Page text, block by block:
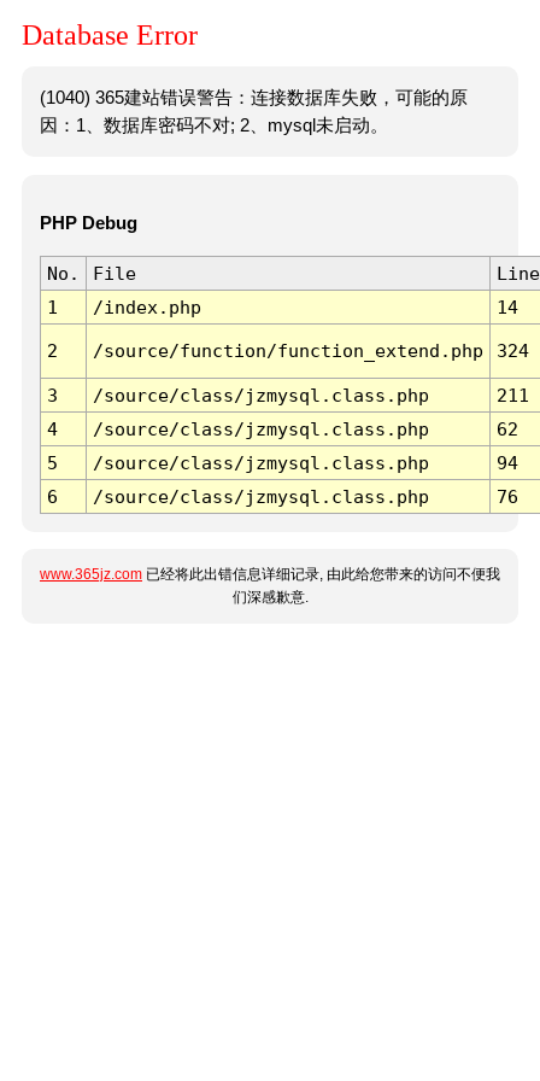
Database Error
(1040) 365建站错误警告：连接数据库失败，可能的原
因：1、数据库密码不对; 2、mysql未启动。
PHP Debug
No. File
Line
1
/index.php 14
2 /source/function/function_extend.php 324
3 /source/class/jzmysql.class.php
211
4
/source/class/jzmysql.class.php
62
5
/source/class/jzmysql.class.php
94
6
/source/class/jzmysql.class.php 76
www.365jz.com 已经将此出错信息详细记录, 由此给您带来的访问不便我
们深感歉意.